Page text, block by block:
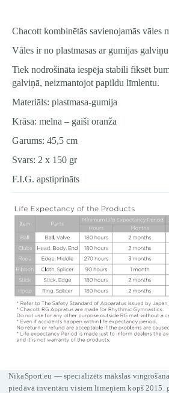
Chacott kombinētās savienojamās vāles
Vāles ir no plastmasas ar gumijas
Tiek nodrošināta iespēja stabili fiksēt
galviņā, neizmantojot papildu līmlentu.
Materiāls: plastmasa-gumija
Krāsa: melna – gaiši oranža
Garums: 45,5 cm
Svars: 2 x 150 gr
F.I.G. apstiprināts
NikaSport.eu — specializēts mākslas
piedāvā inventāru visiem līmeņiem kopš 2015.